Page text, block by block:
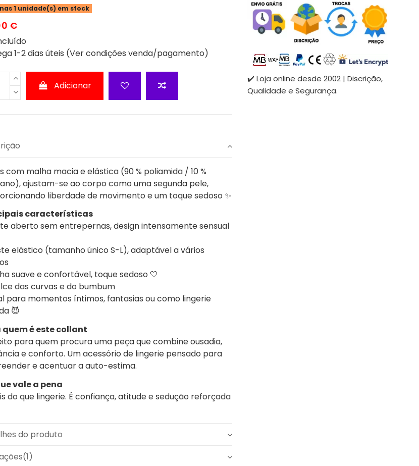
1 unidade(s) em stock
€
1-2 dias úteis (Ver condições venda/pagamento)
Adicionar
com malha macia e elástica (90 % poliamida / 10 %
ajustam-se ao corpo como uma segunda pele,
liberdade de movimento e um toque sedoso ✨
características
aberto sem entrepernas, design intensamente sensual
elástico (tamanho único S-L), adaptável a vários
suave e confortável, toque sedoso 🤍
das curvas e do bumbum
para momentos íntimos, fantasias ou como lingerie
😈
quem é este collant
para quem procura uma peça que combine ousadia,
e conforto. Um acessório de lingerie pensado para
e acentuar a auto-estima.
vale a pena
do que lingerie. É confiança, atitude e sedução reforçada
do produto
(1)
✔️ Loja online desde 2002 | Discrição,
Qualidade e Segurança.